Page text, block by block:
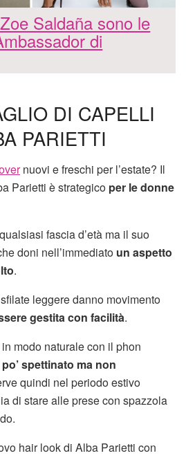
Saldaña sono le
di
DI CAPELLI
PARIETTI
nuovi e freschi per l’estate? Il
Parietti è strategico per le donne
fascia d’età ma il suo
doni nell’immediato un aspetto
.
leggere danno movimento
gestita con facilità.
modo naturale con il phon
po’ spettinato ma non
quindi nel periodo estivo
di stare alle prese con spazzola
hair look di Alba Parietti con